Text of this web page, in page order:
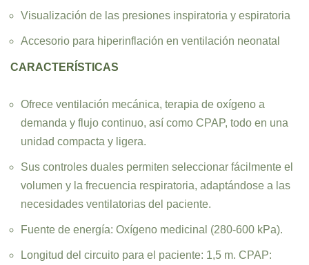
Visualización de las presiones inspiratoria y espiratoria
Accesorio para hiperinflación en ventilación neonatal
CARACTERÍSTICAS
Ofrece ventilación mecánica, terapia de oxígeno a
demanda y flujo continuo, así como CPAP, todo en una
unidad compacta y ligera.
Sus controles duales permiten seleccionar fácilmente el
volumen y la frecuencia respiratoria, adaptándose a las
necesidades ventilatorias del paciente.
Fuente de energía: Oxígeno medicinal (280-600 kPa).
Longitud del circuito para el paciente: 1,5 m. CPAP: